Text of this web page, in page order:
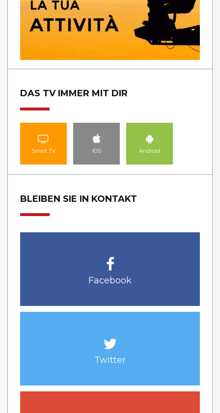
DAS TV IMMER MIT DIR
Smart TV IOS Android
BLEIBEN SIE IN KONTAKT
Facebook
Twitter